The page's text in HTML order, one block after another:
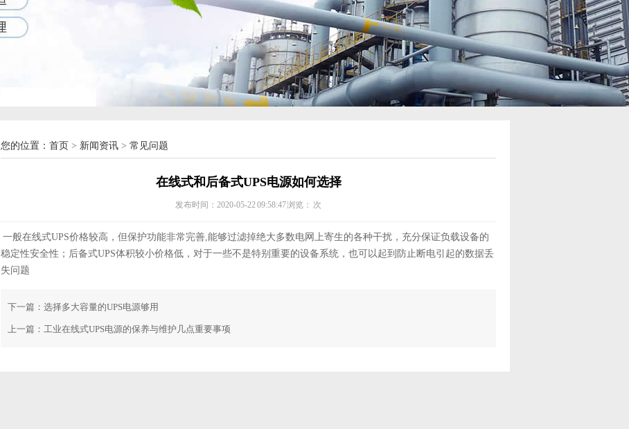
您的位置： 首页 > 新闻资讯 > 常见问题
在线式和后备式UPS电源如何选择
发布时间：2020-05-22 09:58:47 浏览： 次
一般在线式UPS价格较高，但保护功能非常完善,能够过滤掉绝大多数电网上寄生的各种干扰，充分保证负载设备的
稳定性安全性；后备式UPS体积较小价格低，对于一些不是特别重要的设备系统，也可以起到防止断电引起的数据丢
失问题
下一篇： 选择多大容量的UPS电源够用
上一篇： 工业在线式UPS电源的保养与维护几点重要事项